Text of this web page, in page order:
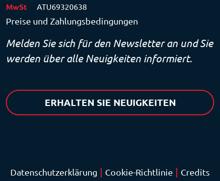
MwSt ATU69320638
Preise und Zahlungsbedingungen
Melden Sie sich für den Newsletter an und Sie
werden über alle Neuigkeiten informiert.
ERHALTEN SIE NEUIGKEITEN
Datenschutzerklärung Cookie-Richtlinie Credits